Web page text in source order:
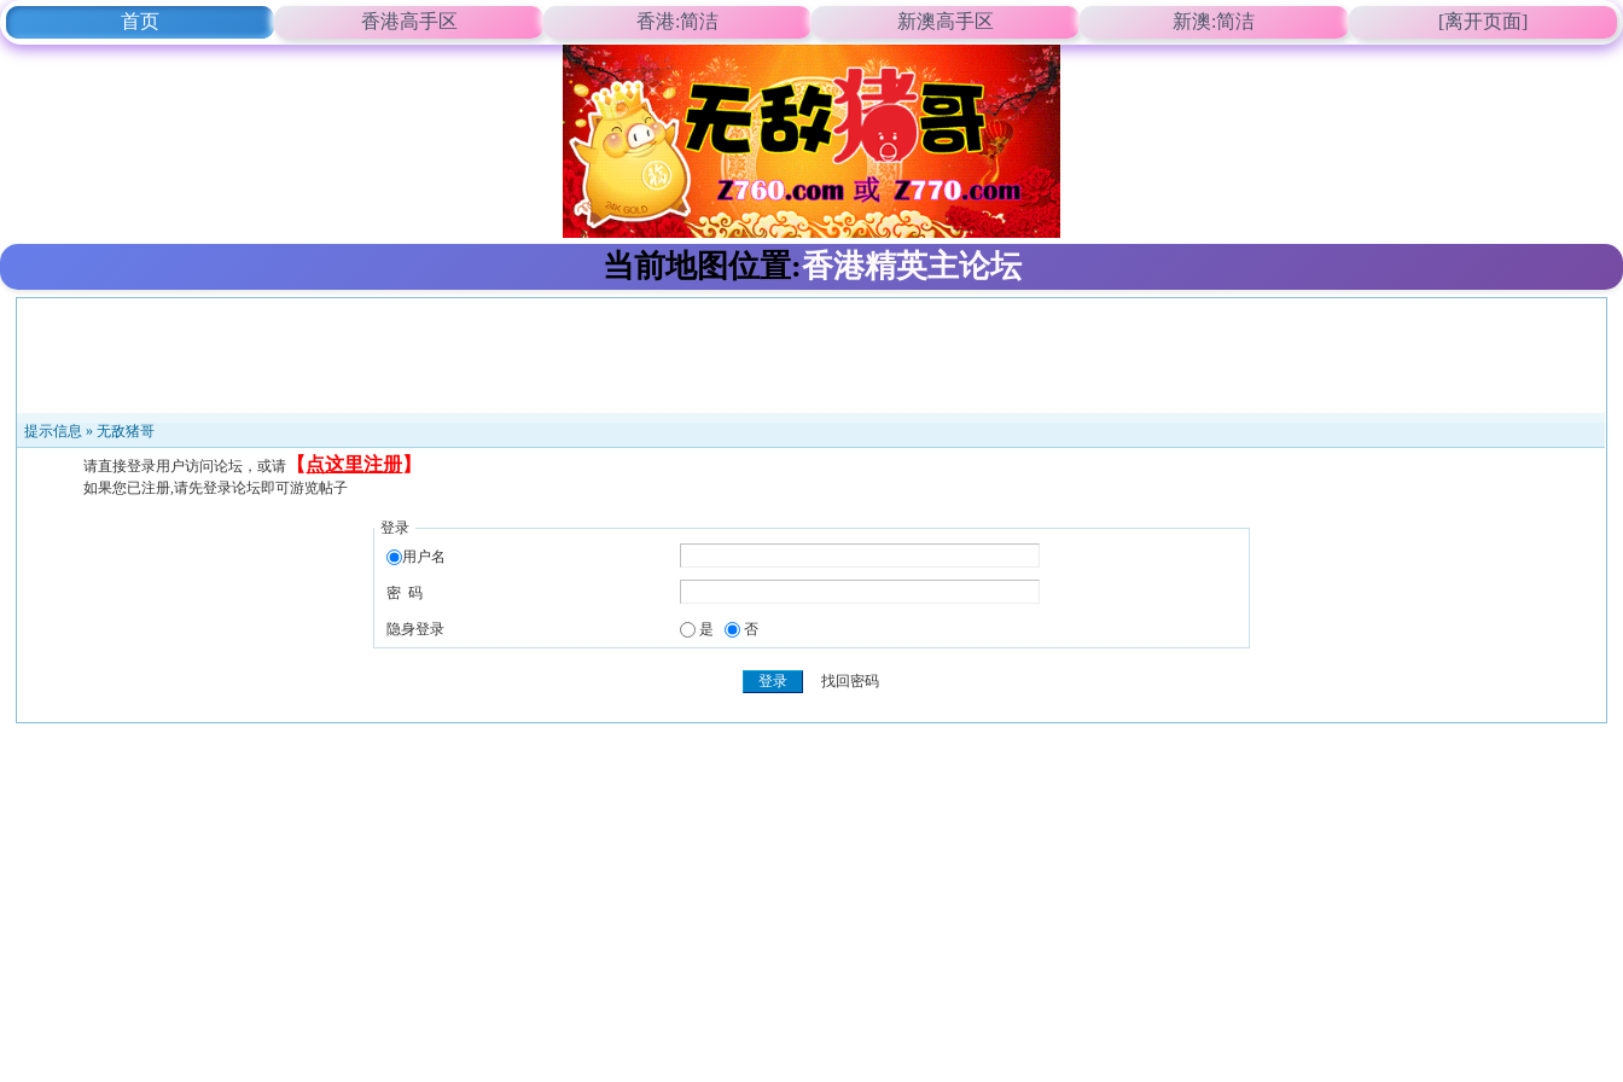
首页 香港高手区 香港:简洁 新澳高手区 新澳:简洁 [离开页面]
当前地图位置:香港精英主论坛
提示信息 »无敌猪哥
请直接登录用户访问论坛，或请 【 点这里注册】
如果您已注册,请先登录论坛即可游览帖子
登录
用户名
密 码
隐身登录 是 否
找回密码